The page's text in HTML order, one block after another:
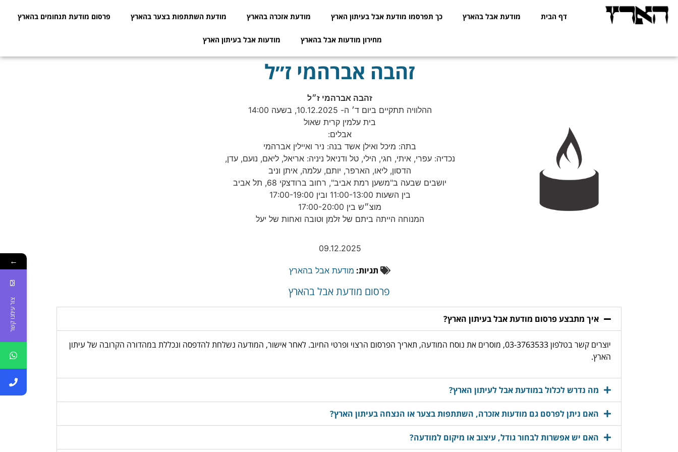
דף הבית מודעת אבל בהארץ כך תפרסמו מודעת אבל בעיתון הארץ מודעת אזכרה בהארץ מודעת השתתפות בצער בהארץ פרסום מודעת תנחומים בהארץ
מחירון מודעות אבל בהארץ מודעות אבל בעיתון הארץ
זהבה אברהמי ז״ל
זהבה אברהמי ז״ל
ההלוויה תתקיים ביום ד׳ ה- 10.12.2025, בשעה 14:00
בית עלמין קרית שאול
אבלים:
בתה: מיכל ואילן אשד בנה: ניר ואיילין אברהמי
נכדיה: עפרי, איתי, חגי, הילי, טל ודניאל ניניה: אריאל, ליאם, נועם, עדן,
הדסון, ליאו, הארפר, יותם, עלמה, איתן וניב
יושבים שבעה ב"משען רמת אביב", רחוב ברודצקי 68, תל אביב
בין השעות 11:00-13:00 ובין 17:00-19:00
מוצ״ש בין 17:00-20:00
המנוחה הייתה ביתם של זלמן וטובה ואחות של יעל
09.12.2025
תגיות: מודעת אבל בהארץ
פרסום מודעת אבל בהארץ
איך מתבצע פרסום מודעת אבל בעיתון הארץ?
יוצרים קשר בטלפון 03-3763533, מוסרים את נוסח המודעה, תאריך הפרסום הרצוי ופרטי החיוב. לאחר אישור, המודעה נשלחת להדפסה ונכללת במהדורה הקרובה של עיתון
הארץ.
מה נדרש לכלול במודעת אבל לעיתון הארץ?
האם ניתן לפרסם גם מודעות אזכרה, השתתפות בצער או הנצחה בעיתון הארץ?
האם יש אפשרות לבחור גודל, עיצוב או מיקום למודעה?
←
צור עימנו קשר